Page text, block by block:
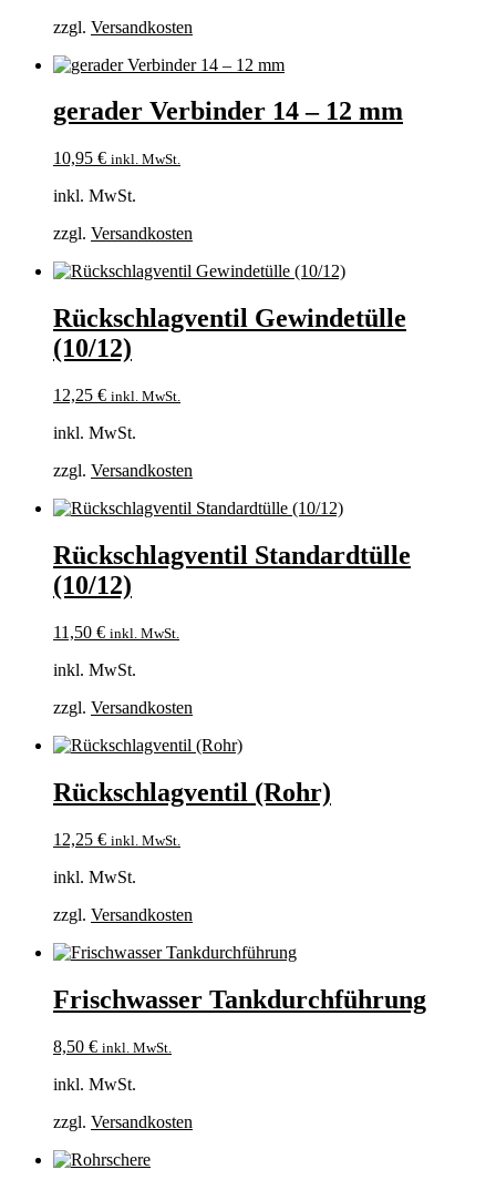
zzgl. Versandkosten
gerader Verbinder 14 – 12 mm
10,95 € inkl. MwSt.
inkl. MwSt.
zzgl. Versandkosten
Rückschlagventil Gewindetülle
(10/12)
12,25 € inkl. MwSt.
inkl. MwSt.
zzgl. Versandkosten
Rückschlagventil Standardtülle
(10/12)
11,50 € inkl. MwSt.
inkl. MwSt.
zzgl. Versandkosten
Rückschlagventil (Rohr)
12,25 € inkl. MwSt.
inkl. MwSt.
zzgl. Versandkosten
Frischwasser Tankdurchführung
8,50 € inkl. MwSt.
inkl. MwSt.
zzgl. Versandkosten